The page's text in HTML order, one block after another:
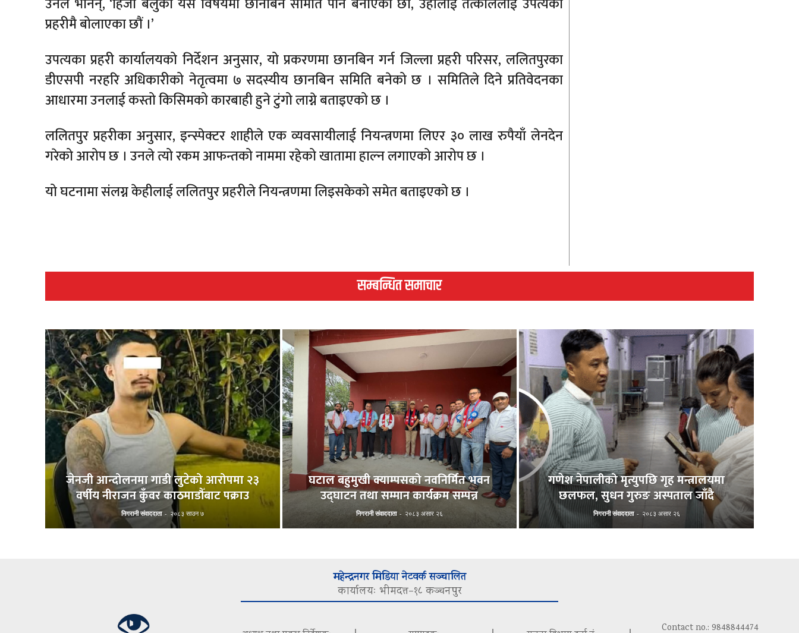
प्रहरीमै बोलाएका छौं ।’
उपत्यका प्रहरी कार्यालयको निर्देशन अनुसार, यो प्रकरणमा छानबिन गर्न जिल्ला प्रहरी परिसर, ललितपुरका
डीएसपी नरहरि अधिकारीको नेतृत्वमा ७ सदस्यीय छानबिन समिति बनेको छ । समितिले दिने प्रतिवेदनका
आधारमा उनलाई कस्तो किसिमको कारबाही हुने टुंगो लाग्ने बताइएको छ ।
ललितपुर प्रहरीका अनुसार, इन्स्पेक्टर शाहीले एक व्यवसायीलाई नियन्त्रणमा लिएर ३० लाख रुपैयाँ लेनदेन
गरेको आरोप छ । उनले त्यो रकम आफन्तको नाममा रहेको खातामा हाल्न लगाएको आरोप छ ।
यो घटनामा संलग्न केहीलाई ललितपुर प्रहरीले नियन्त्रणमा लिइसकेको समेत बताइएको छ ।
सम्बन्धित समाचार
जेनजी आन्दोलनमा गाडी लुटेको आरोपमा २३
वर्षीय नीराजन कुँवर काठमाडौँबाट पक्राउ
निगरानी संवाददाता - २०८३ साउन ७
घटाल बहुमुखी क्याम्पसको नवनिर्मित भवन
उद्घाटन तथा सम्मान कार्यक्रम सम्पन्न
निगरानी संवाददाता - २०८३ असार २६
गणेश नेपालीको मृत्युपछि गृह मन्त्रालयमा
छलफल, सुधन गुरुङ अस्पताल जाँदै
निगरानी संवाददाता - २०८३ असार २६
महेन्द्रनगर मिडिया नेटवर्क सञ्चालित
कार्यालयः भीमदत्त–१८ कञ्चनपुर
Contact no.: 9848844474